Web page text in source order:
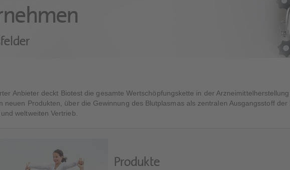
Anbieter deckt Biotest die gesamte Wertschöpfungskette in der
neuen Produkten, über die Gewinnung des Blutplasmas als zentralen Ausgangsstoff
weltweiten Vertrieb.
Produkte